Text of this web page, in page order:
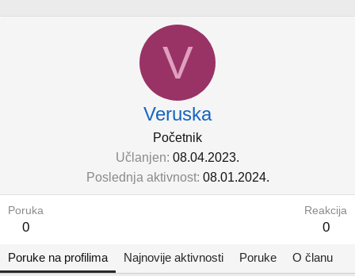
V
Veruska
Početnik
Učlanjen 08.04.2023.
Poslednja aktivnost 08.01.2024.
Poruka
0
Reakcija
0
Poruke na profilima Najnovije aktivnosti Poruke O članu